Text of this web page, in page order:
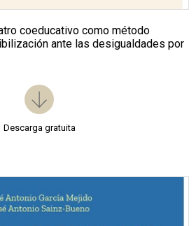
coeducativo como método
ante las desigualdades por
Descarga gratuita